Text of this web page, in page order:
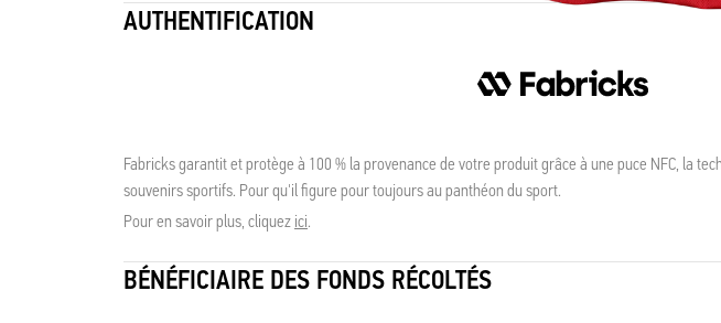
AUTHENTIFICATION
Fabricks garantit et protège à 100 % la provenance de votre produit grâce à une puce NFC, la
souvenirs sportifs. Pour qu'il figure pour toujours au panthéon du sport.
Pour en savoir plus, cliquez ici.
BÉNÉFICIAIRE DES FONDS RÉCOLTÉS